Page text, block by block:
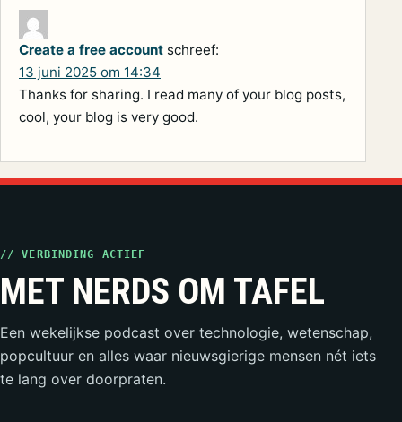
Create a free account schreef:
13 juni 2025 om 14:34
Thanks for sharing. I read many of your blog posts,
cool, your blog is very good.
// VERBINDING ACTIEF
MET NERDS OM TAFEL
Een wekelijkse podcast over technologie, wetenschap,
popcultuur en alles waar nieuwsgierige mensen nét iets
te lang over doorpraten.